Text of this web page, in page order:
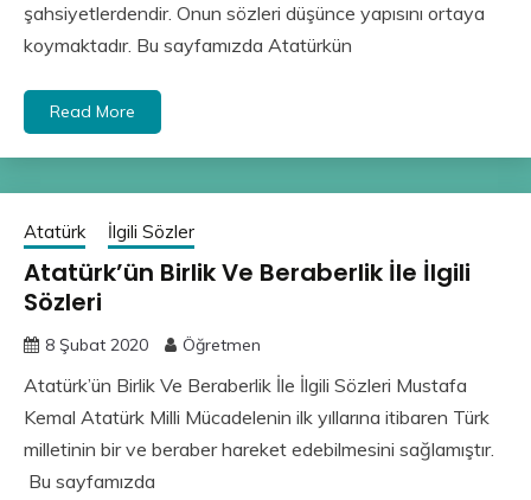
şahsiyetlerdendir. Onun sözleri düşünce yapısını ortaya
koymaktadır. Bu sayfamızda Atatürkün
Read More
Atatürk İlgili Sözler
Atatürk’ün Birlik Ve Beraberlik İle İlgili
Sözleri
8 Şubat 2020 Öğretmen
Atatürk’ün Birlik Ve Beraberlik İle İlgili Sözleri Mustafa
Kemal Atatürk Milli Mücadelenin ilk yıllarına itibaren Türk
milletinin bir ve beraber hareket edebilmesini sağlamıştır.
Bu sayfamızda